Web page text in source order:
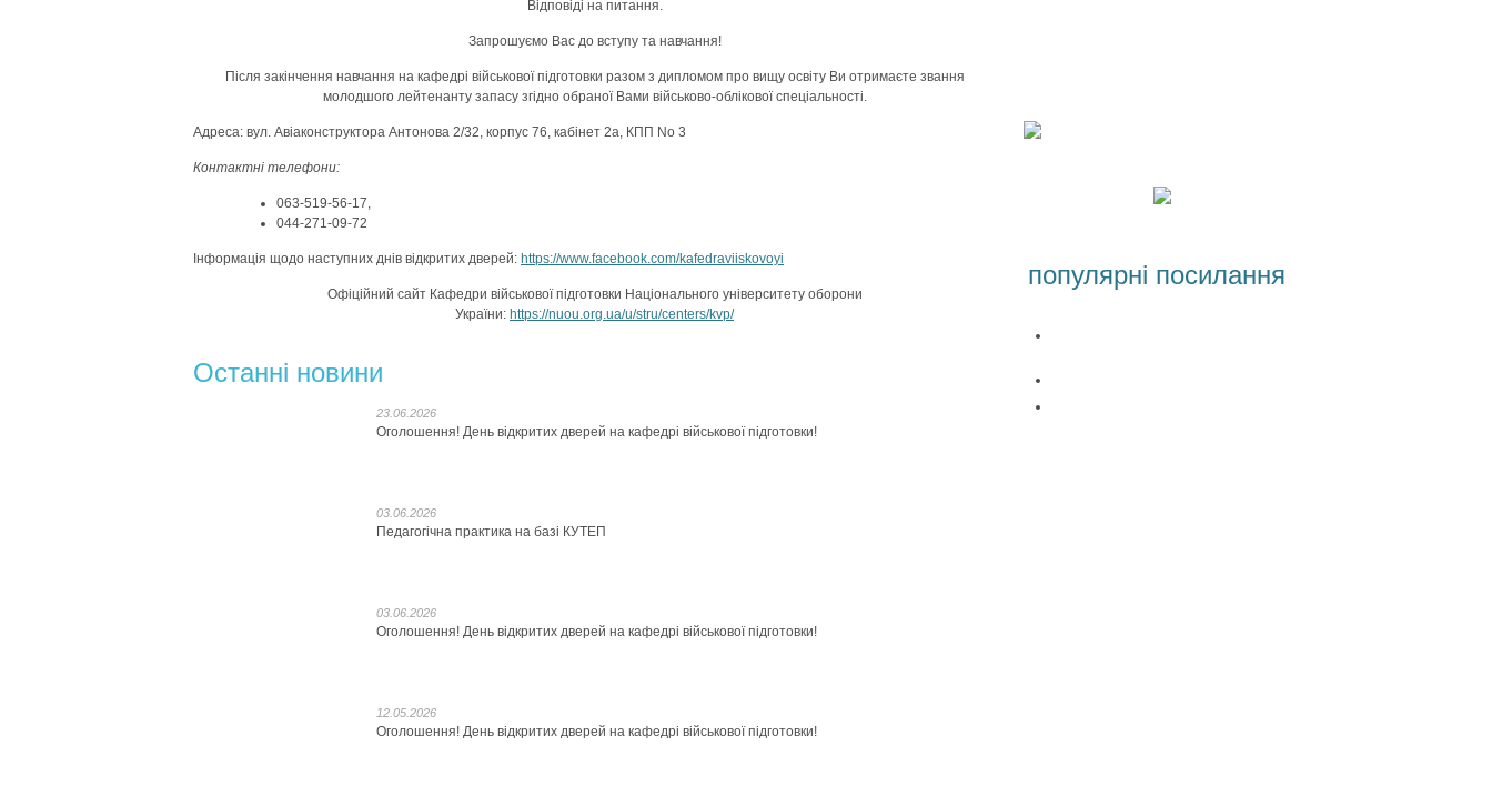
Відповіді на питання.
Запрошуємо Вас до вступу та навчання!
Після закінчення навчання на кафедрі військової підготовки разом з дипломом про вищу освіту Ви отримаєте звання
молодшого лейтенанту запасу згідно обраної Вами військово-облікової спеціальності.
Адреса: вул. Авіаконструктора Антонова 2/32, корпус 76, кабінет 2а, КПП No 3
Контактні телефони:
063-519-56-17,
044-271-09-72
Інформація щодо наступних днів відкритих дверей: https://www.facebook.com/kafedraviiskovoyi
Офіційний сайт Кафедри військової підготовки Національного університету оборони
України: https://nuou.org.ua/u/stru/centers/kvp/
Останні новини
23.06.2026
Оголошення! День відкритих дверей на кафедрі військової підготовки!
03.06.2026
Педагогічна практика на базі КУТЕП
03.06.2026
Оголошення! День відкритих дверей на кафедрі військової підготовки!
12.05.2026
Оголошення! День відкритих дверей на кафедрі військової підготовки!
популярні посилання